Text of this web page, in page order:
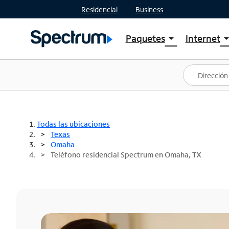
Residencial Business
Paquetesarrow_drop_down
Ver paquetes
Spectrum One
Mejores ofertas
Internetarrow_drop_down
Planes
Todas las ubicaciones
Texas
Omaha
Teléfono residencial Spectrum en Omaha, TX